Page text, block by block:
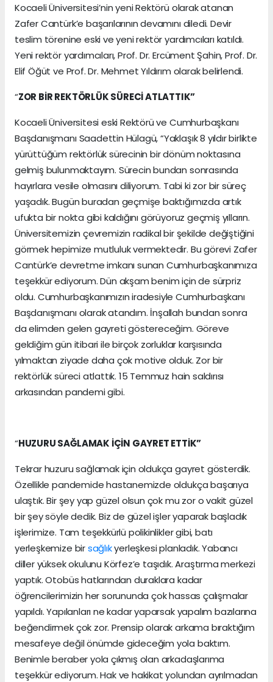
Kocaeli Üniversitesi’nin yeni Rektörü olarak atanan
Zafer Cantürk’e başarılarının devamını diledi. Devir
teslim törenine eski ve yeni rektör yardımcıları katıldı.
Yeni rektör yardımcıları, Prof. Dr. Ercüment Şahin, Prof. Dr.
Elif Öğüt ve Prof. Dr. Mehmet Yıldırım olarak belirlendi.
“ZOR BİR REKTÖRLÜK SÜRECİ ATLATTIK”
Kocaeli Üniversitesi eski Rektörü ve Cumhurbaşkanı
Başdanışmanı Saadettin Hülagü, “Yaklaşık 8 yıldır birlikte
yürüttüğüm rektörlük sürecinin bir dönüm noktasına
gelmiş bulunmaktayım. Sürecin bundan sonrasında
hayırlara vesile olmasını diliyorum. Tabi ki zor bir süreç
yaşadık. Bugün buradan geçmişe baktığımızda artık
ufukta bir nokta gibi kaldığını görüyoruz geçmiş yılların.
Üniversitemizin çevremizin radikal bir şekilde değiştiğini
görmek hepimize mutluluk vermektedir. Bu görevi Zafer
Cantürk’e devretme imkanı sunan Cumhurbaşkanımıza
teşekkür ediyorum. Dün akşam benim için de sürpriz
oldu. Cumhurbaşkanımızın iradesiyle Cumhurbaşkanı
Başdanışmanı olarak atandım. İnşallah bundan sonra
da elimden gelen gayreti göstereceğim. Göreve
geldiğim gün itibari ile birçok zorluklar karşısında
yılmaktan ziyade daha çok motive olduk. Zor bir
rektörlük süreci atlattık. 15 Temmuz hain saldırısı
arkasından pandemi gibi.
“HUZURU SAĞLAMAK İÇİN GAYRET ETTİK”
Tekrar huzuru sağlamak için oldukça gayret gösterdik.
Özellikle pandemide hastanemizde oldukça başarıya
ulaştık. Bir şey yap güzel olsun çok mu zor o vakit güzel
bir şey söyle dedik. Biz de güzel işler yaparak başladık
işlerimize. Tam teşekkürlü polikinlikler gibi, batı
yerleşkemize birsağlıkyerleşkesi planladık. Yabancı
diller yüksek okulunu Körfez’e taşıdık. Araştırma merkezi
yaptık. Otobüs hatlarından duraklara kadar
öğrencilerimizin her sorununda çok hassas çalışmalar
yapıldı. Yapılanları ne kadar yaparsak yapalım bazılarına
beğendirmek çok zor. Prensip olarak arkama bıraktığım
mesafeye değil önümde gideceğim yola baktım.
Benimle beraber yola çıkmış olan arkadaşlarıma
teşekkür ediyorum. Hak ve hakikat yolundan ayrılmadan